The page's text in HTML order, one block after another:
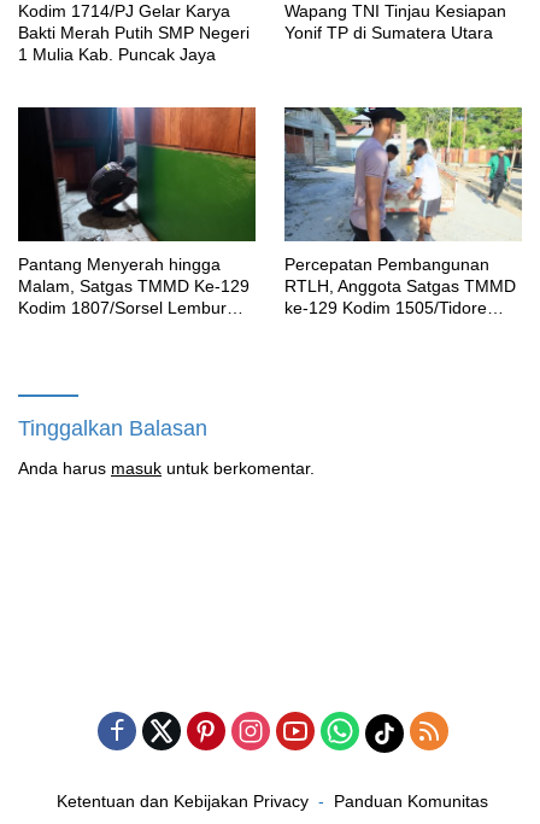
Kodim 1714/PJ Gelar Karya
Bakti Merah Putih SMP Negeri
1 Mulia Kab. Puncak Jaya
Wapang TNI Tinjau Kesiapan
Yonif TP di Sumatera Utara
Pantang Menyerah hingga
Malam, Satgas TMMD Ke-129
Kodim 1807/Sorsel Lembur
Percepatan Pembangunan
RTLH, Anggota Satgas TMMD
ke-129 Kodim 1505/Tidore
Tinggalkan Balasan
Anda harus masuk untuk berkomentar.
Ketentuan dan Kebijakan Privacy Panduan Komunitas